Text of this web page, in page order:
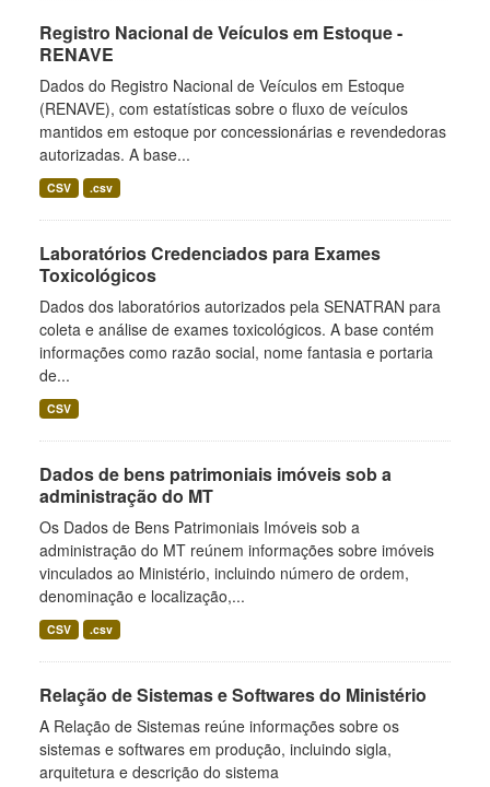
Registro Nacional de Veículos em Estoque -
RENAVE
Dados do Registro Nacional de Veículos em Estoque
(RENAVE), com estatísticas sobre o fluxo de veículos
mantidos em estoque por concessionárias e revendedoras
autorizadas. A base...
CSV .csv
Laboratórios Credenciados para Exames
Toxicológicos
Dados dos laboratórios autorizados pela SENATRAN para
coleta e análise de exames toxicológicos. A base contém
informações como razão social, nome fantasia e portaria
de...
CSV
Dados de bens patrimoniais imóveis sob a
administração do MT
Os Dados de Bens Patrimoniais Imóveis sob a
administração do MT reúnem informações sobre imóveis
vinculados ao Ministério, incluindo número de ordem,
denominação e localização,...
CSV .csv
Relação de Sistemas e Softwares do Ministério
A Relação de Sistemas reúne informações sobre os
sistemas e softwares em produção, incluindo sigla,
arquitetura e descrição do sistema